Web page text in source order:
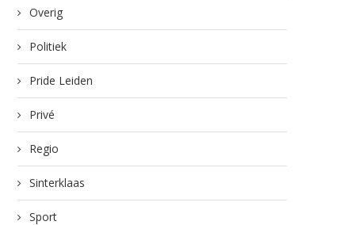
Overig
Politiek
Pride Leiden
Privé
Regio
Sinterklaas
Sport